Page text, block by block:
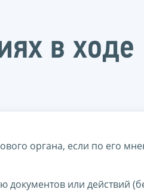
в ходе
органа, если по его
или действий